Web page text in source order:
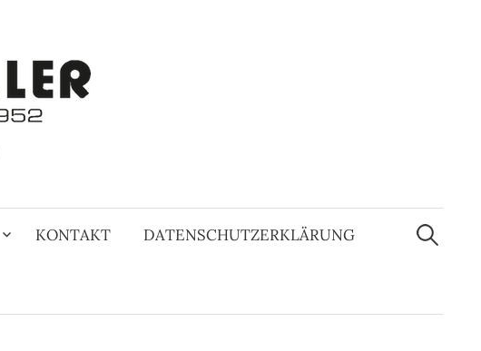
KONTAKT DATENSCHUTZERKLÄRUNG
Suchen
nach: